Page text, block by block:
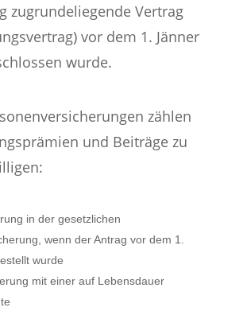
zugrundeliegende Vertrag
vor dem 1. Jänner
wurde.
zählen
und Beiträge zu
in der gesetzlichen
wenn der Antrag vor dem 1.
wurde
mit einer auf Lebensdauer